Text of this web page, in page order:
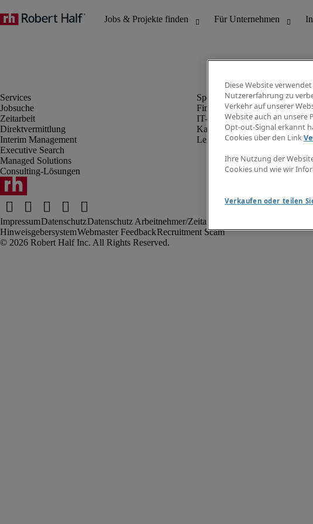
Jobsuche
Zeitarbeit
Direktvermittlung
Interim Management
Executive Search
Managed Solutions
Consulting-Lösungen
Finanz- & Rechnungswesen
IT-Bereich
Kaufmännischer Bereich
Legal
ImpressumDatenschutzDatenschutz Arbeitnehmer/Zeitarbeitskräfte
HinweisgebersystemWebmaster FeedbackRecruitment Scam
Diese Website
Nutzererfahrung zu
Verkehr auf unserer
Website auch an unsere
Opt-out-Signal erkannt
Cookies über den Link
Ihre Nutzung der
Cookies und wie wir
Verkaufen oder teilen